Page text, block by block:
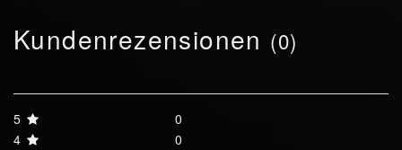
Kundenrezensionen (0)
5
0
4
0